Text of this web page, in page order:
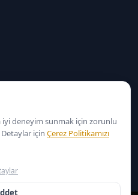
☁️ Bulut Tabanlı
deneyim sunmak için zorunlu
için Çerez Politikamızı